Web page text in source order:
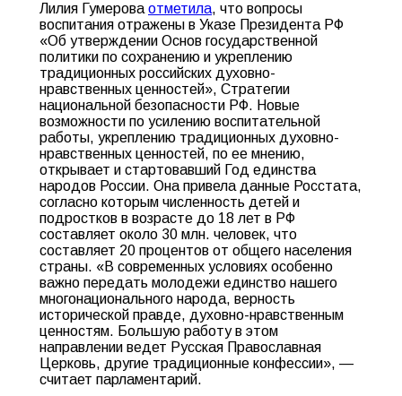
Лилия Гумерова отметила, что вопросы
воспитания отражены в Указе Президента РФ
«Об утверждении Основ государственной
политики по сохранению и укреплению
традиционных российских духовно-
нравственных ценностей», Стратегии
национальной безопасности РФ. Новые
возможности по усилению воспитательной
работы, укреплению традиционных духовно-
нравственных ценностей, по ее мнению,
открывает и стартовавший Год единства
народов России. Она привела данные Росстата,
согласно которым численность детей и
подростков в возрасте до 18 лет в РФ
составляет около 30 млн. человек, что
составляет 20 процентов от общего населения
страны. «В современных условиях особенно
важно передать молодежи единство нашего
многонационального народа, верность
исторической правде, духовно-нравственным
ценностям. Большую работу в этом
направлении ведет Русская Православная
Церковь, другие традиционные конфессии», —
считает парламентарий.